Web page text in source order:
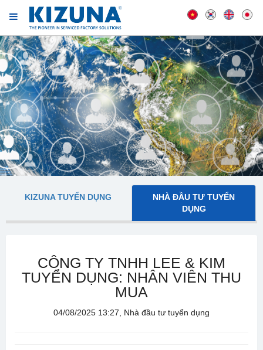
KIZUNA TUYỂN DỤNG
NHÀ ĐẦU TƯ TUYỂN
DỤNG
CÔNG TY TNHH LEE & KIM
TUYỂN DỤNG: NHÂN VIÊN THU
MUA
04/08/2025 13:27, Nhà đầu tư tuyển dụng